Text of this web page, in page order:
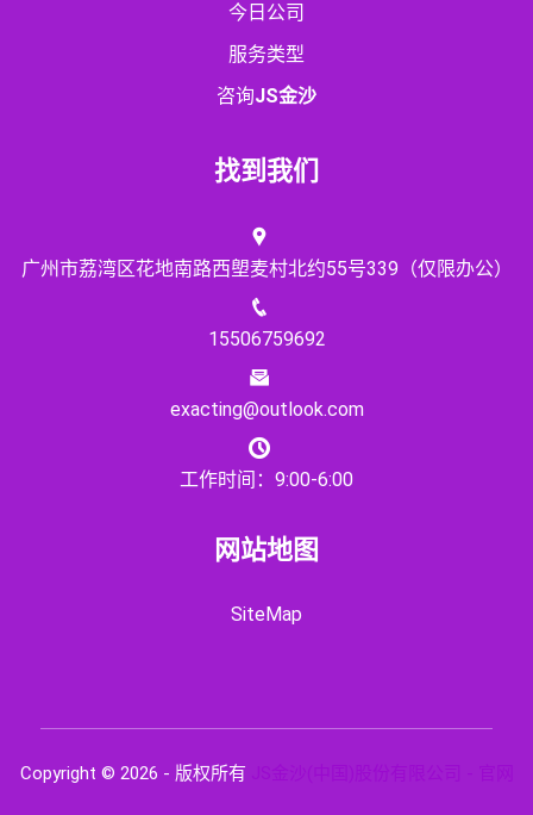
今日公司
服务类型
咨询JS金沙
找到我们
广州市荔湾区花地南路西塱麦村北约55号339（仅限办公）
15506759692
exacting@outlook.com
工作时间：9:00-6:00
网站地图
SiteMap
Copyright © 2026 - 版权所有